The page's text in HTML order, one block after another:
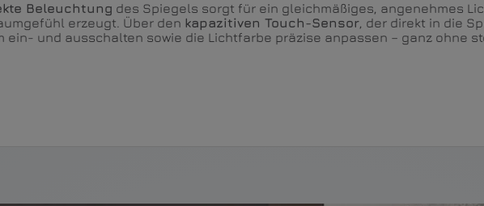
Beleuchtung des Spiegels sorgt für ein gleichmäßiges, angenehmes
erzeugt. Über den kapazitiven Touch-Sensor, der direkt in die
ein- und ausschalten sowie die Lichtfarbe präzise anpassen – ganz ohne